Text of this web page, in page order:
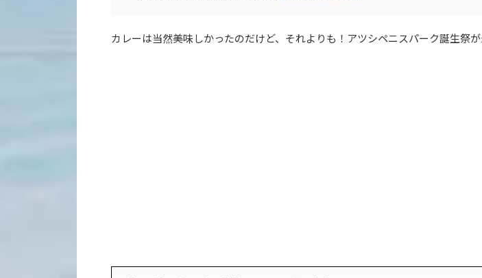
カレーは当然美味しかったのだけど、それよりも！アツシペニスパーク誕生祭が